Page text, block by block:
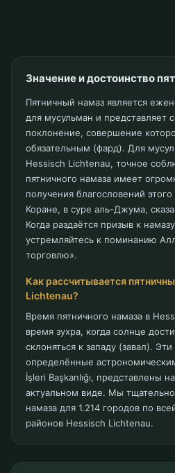
Значение и достоинство
Пятничный намаз является
для мусульман и представляет
поклонение, совершение
обязательным (фард). Для
Hessisch Lichtenau, точное
пятничного намаза имеет
получения благословений
Коране, в суре аль-Джума,
Когда раздаётся призыв к
устремляйтесь к поминанию
торговлю».
Как рассчитывается
Lichtenau?
Время пятничного намаза в
время зухра, когда солнце
склоняться к западу (завал).
определённые
İşleri Başkanlığı, представлены
актуальном виде. Мы
намаза для 1.214 городов по
районов Hessisch Lichtenau.